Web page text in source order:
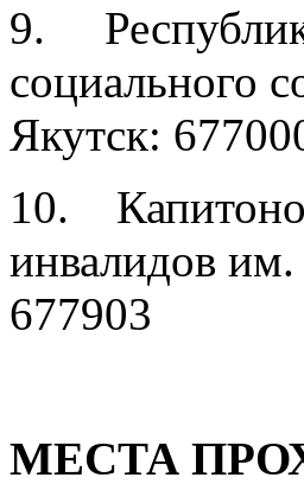
9.
социального
Якутск:
10.
инвалидов
677903
МЕСТА